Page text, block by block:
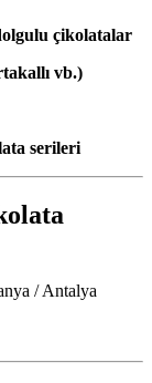
çikolatalar
vb.)
serileri
/ Antalya